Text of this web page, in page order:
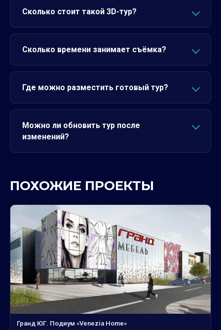
Сколько стоит такой 3D-тур?
Сколько времени занимает съёмка?
Где можно разместить готовый тур?
Можно ли обновить тур после
изменений?
ПОХОЖИЕ ПРОЕКТЫ
Гранд ЮГ. Подиум «Venezia Home»